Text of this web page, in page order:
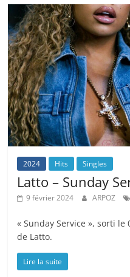
2024 Hits Singles
Latto – Sunday
9 février 2024 ARPOZ
« Sunday Service », sorti
de Latto.
Lire la suite